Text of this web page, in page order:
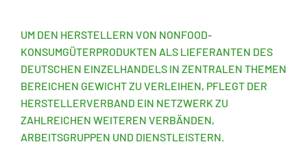
UM DEN HERSTELLERN VON NONFOOD-
KONSUMGÜTERPRODUKTEN ALS LIEFERANTEN DES
DEUTSCHEN EINZELHANDELS IN ZENTRALEN THEMEN
BEREICHEN GEWICHT ZU VERLEIHEN, PFLEGT DER
HERSTELLERVERBAND EIN NETZWERK ZU
ZAHLREICHEN WEITEREN VERBÄNDEN,
ARBEITSGRUPPEN UND DIENSTLEISTERN.